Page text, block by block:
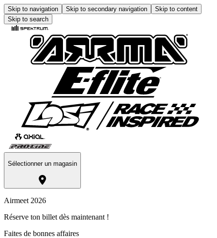
Skip to navigation Skip to secondary navigation
Skip to content
Skip to search
Sélectionner un magasin
Airmeet 2026
Réserve ton billet dès maintenant !
Faites de bonnes affaires